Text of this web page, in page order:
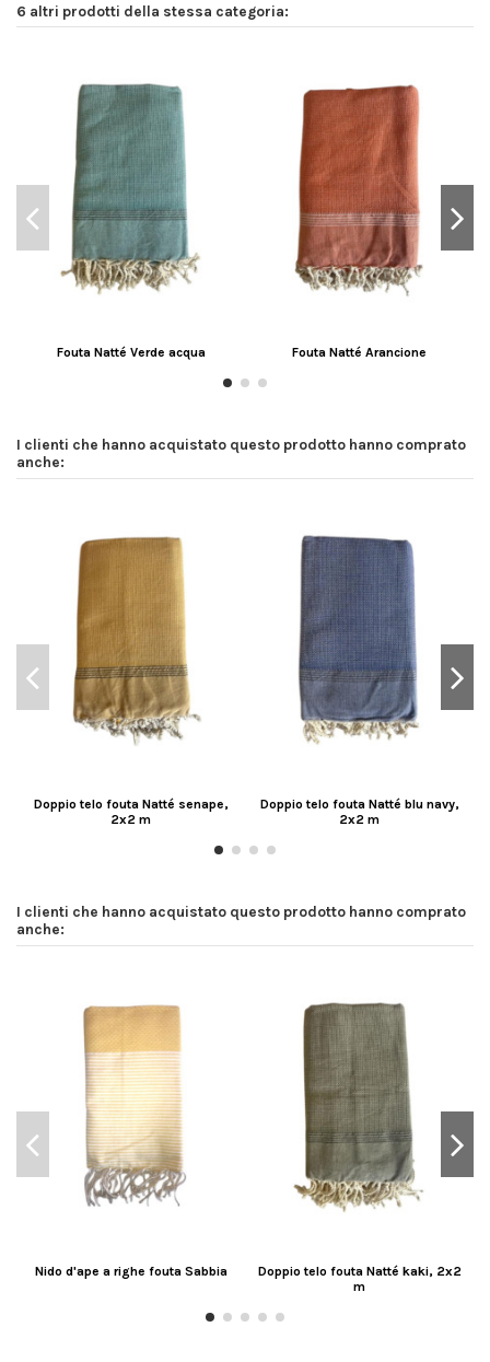
6 altri prodotti della stessa categoria:
Fouta Natté Verde acqua Fouta Natté Arancione
I clienti che hanno acquistato questo prodotto hanno comprato
anche:
Doppio telo fouta Natté senape,
2x2 m
Doppio telo fouta Natté blu navy,
2x2 m
I clienti che hanno acquistato questo prodotto hanno comprato
anche:
Nido d'ape a righe fouta Sabbia
Doppio telo fouta Natté kaki, 2x2
m